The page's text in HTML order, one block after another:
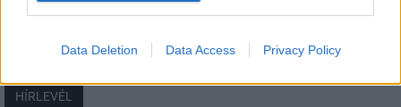
Data Deletion Data Access Privacy Policy
HÍRLEVÉL